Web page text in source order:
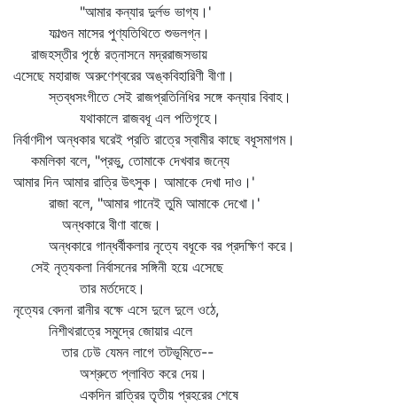
"আমার কন্যার দুর্লভ ভাগ্য।'
ফাল্গুন মাসের পুণ্যতিথিতে শুভলগ্ন।
রাজহস্তীর পৃষ্ঠে রত্নাসনে মদ্ররাজসভায়
এসেছে মহারাজ অরুণেশ্বরের অঙ্কবিহারিণী বীণা।
স্তব্ধসংগীতে সেই রাজপ্রতিনিধির সঙ্গে কন্যার বিবাহ।
যথাকালে রাজবধূ এল পতিগৃহে।
নির্বাণদীপ অন্ধকার ঘরেই প্রতি রাত্রে স্বামীর কাছে বধূসমাগম।
কমলিকা বলে, "প্রভু, তোমাকে দেখবার জন্যে
আমার দিন আমার রাত্রি উৎসুক। আমাকে দেখা দাও।'
রাজা বলে, "আমার গানেই তুমি আমাকে দেখো।'
অন্ধকারে বীণা বাজে।
অন্ধকারে গান্ধর্বীকলার নৃত্যে বধূকে বর প্রদক্ষিণ করে।
সেই নৃত্যকলা নির্বাসনের সঙ্গিনী হয়ে এসেছে
তার মর্তদেহে।
নৃত্যের বেদনা রানীর বক্ষে এসে দুলে দুলে ওঠে,
নিশীথরাত্রে সমুদ্রে জোয়ার এলে
তার ঢেউ যেমন লাগে তটভূমিতে--
অশ্রুতে প্লাবিত করে দেয়।
একদিন রাত্রির তৃতীয় প্রহরের শেষে